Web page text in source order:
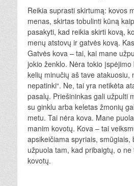
Reikia suprasti skirtumą: kovos
menas, skirtas tobulinti kūną
pasakyti, kad reikia skirti kovą,
menų atstovų ir gatvės kovą.
Gatvės kova – tai, kai mane
jokio ženklo. Nėra tokio įspėjimo
kelių minučių aš tave atakuosiu,
nepatinki“. Ne, tai yra netikėta
pasalų. Priešininkas gali užpulti
su ginklu arba keletas žmonių
metu. Tai nėra kova. Mane
manim kovotų. Kova – tai
apsikeičiama spyriais, smūgiais,
užpuola tam, kad pribaigtų, o
kovotų.